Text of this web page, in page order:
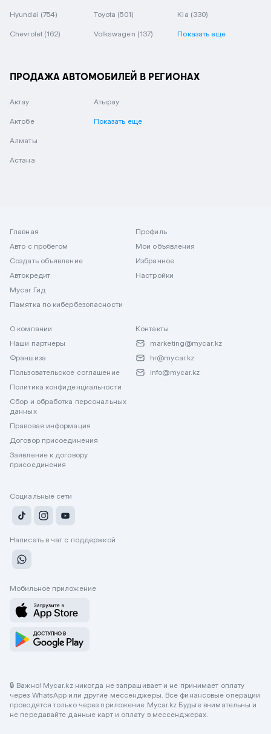
Hyundai (754) Toyota (501) Kia (330)
Chevrolet (162) Volkswagen (137) Показать еще
ПРОДАЖА АВТОМОБИЛЕЙ В РЕГИОНАХ
Актау
Актобе
Алматы
Астана
Атырау
Показать еще
Главная
Авто с пробегом
Создать объявление
Автокредит
Mycar Гид
Памятка по кибербезопасности
Профиль
Мои объявления
Избранное
Настройки
О компании
Наши партнеры
Франшиза
Пользовательское соглашение
Политика конфиденциальности
Сбор и обработка персональных
данных
Правовая информация
Договор присоединения
Заявление к договору
присоединения
Контакты
marketing@mycar.kz
hr@mycar.kz
info@mycar.kz
Социальные сети
Написать в чат с поддержкой
Мобильное приложение
🔒 Важно! Mycar.kz никогда не запрашивает и не принимает оплату
через WhatsApp или другие мессенджеры. Все финансовые операции
проводятся только через приложение Mycar.kz Будьте внимательны и
не передавайте данные карт и оплату в мессенджерах.